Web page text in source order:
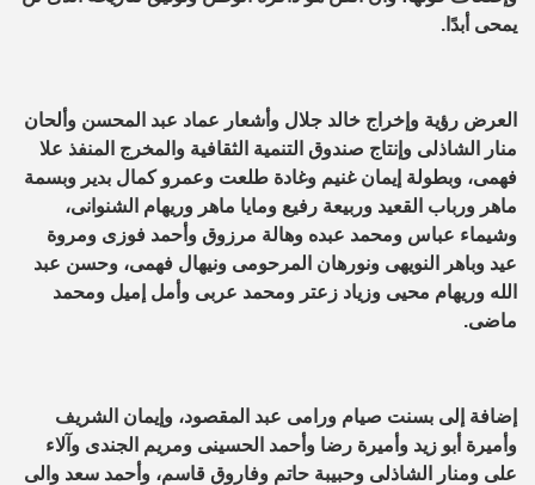
يمحى أبدًا.
العرض رؤية وإخراج خالد جلال وأشعار عماد عبد المحسن ‏وألحان
منار الشاذلى وإنتاج صندوق التنمية الثقافية والمخرج المنفذ علا
‏فهمى، وبطولة إيمان غنيم وغادة طلعت وعمرو كمال بدير وبسمة
ماهر ‏ورباب القعيد وربيعة رفيع ومايا ماهر وريهام الشنوانى،
وشيماء عباس ومحمد ‏عبده وهالة مرزوق وأحمد فوزى ومروة
عيد وباهر النويهى ونورهان ‏المرحومى ونيهال فهمى، وحسن عبد
الله وريهام محيى وزياد زعتر ومحمد ‏عربى وأمل إميل ومحمد
ماضى.
إضافة إلى بسنت صيام ورامى عبد المقصود، ‏وإيمان الشريف
وأميرة أبو زيد وأميرة رضا وأحمد الحسينى ومريم الجندى ‏وآلاء
على ومنار الشاذلى وحبيبة حاتم وفاروق قاسم، وأحمد سعد والى